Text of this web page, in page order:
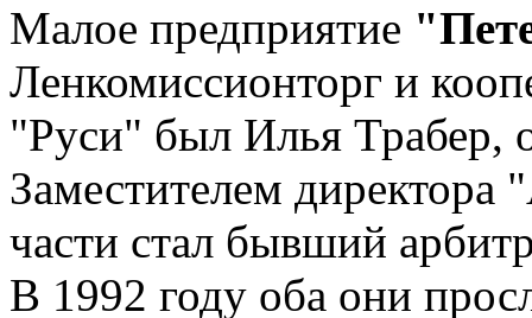
Малое предприятие
Ленкомиссионторг и
"Руси" был Илья Трабер,
Заместителем директора
части стал бывший
В 1992 году оба они